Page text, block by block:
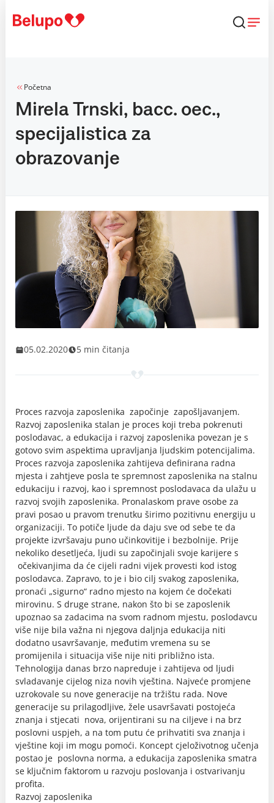
Početna
Mirela Trnski, bacc. oec.,
specijalistica za
obrazovanje
05.02.2020 5 min čitanja
Proces razvoja zaposlenika započinje zapošljavanjem.
Razvoj zaposlenika stalan je proces koji treba pokrenuti
poslodavac, a edukacija i razvoj zaposlenika povezan je s
gotovo svim aspektima upravljanja ljudskim potencijalima.
Proces razvoja zaposlenika zahtijeva definirana radna
mjesta i zahtjeve posla te spremnost zaposlenika na stalnu
edukaciju i razvoj, kao i spremnost poslodavaca da ulažu u
razvoj svojih zaposlenika. Pronalaskom prave osobe za
pravi posao u pravom trenutku širimo pozitivnu energiju u
organizaciji. To potiče ljude da daju sve od sebe te da
projekte izvršavaju puno učinkovitije i bezbolnije. Prije
nekoliko desetljeća, ljudi su započinjali svoje karijere s
očekivanjima da će cijeli radni vijek provesti kod istog
poslodavca. Zapravo, to je i bio cilj svakog zaposlenika,
pronaći „sigurno“ radno mjesto na kojem će dočekati
mirovinu. S druge strane, nakon što bi se zaposlenik
upoznao sa zadacima na svom radnom mjestu, poslodavcu
više nije bila važna ni njegova daljnja edukacija niti
dodatno usavršavanje, međutim vremena su se
promijenila i situacija više nije niti približno ista.
Tehnologija danas brzo napreduje i zahtijeva od ljudi
svladavanje cijelog niza novih vještina. Najveće promjene
uzrokovale su nove generacije na tržištu rada. Nove
generacije su prilagodljive, žele usavršavati postojeća
znanja i stjecati nova, orijentirani su na ciljeve i na brz
poslovni uspjeh, a na tom putu će prihvatiti sva znanja i
vještine koji im mogu pomoći. Koncept cjeloživotnog učenja
postao je poslovna norma, a edukacija zaposlenika smatra
se ključnim faktorom u razvoju poslovanja i ostvarivanju
profita.
Razvoj zaposlenika